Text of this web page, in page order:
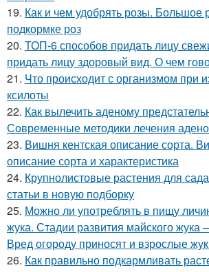
19. Как и чем удобрять розы. Большое
подкормке роз
20. ТОП-6 способов придать лицу
придать лицу здоровый вид. О чем
21. Что происходит с организмом при
ксилоты
22. Как вылечить аденому
Современные методики лечения
23. Вишня кентская описание сорта.
описание сорта и характеристика
24. Крупнолистовые растения для
статьи в новую подборку
25. Можно ли употреблять в пищу
жука. Стадии развития майского жука
Вред огороду приносят и взрослые
26. Как правильно подкармливать